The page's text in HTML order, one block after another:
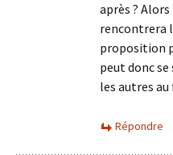
après ?
rencontrera
proposition
peut donc se
les autres
Répondre